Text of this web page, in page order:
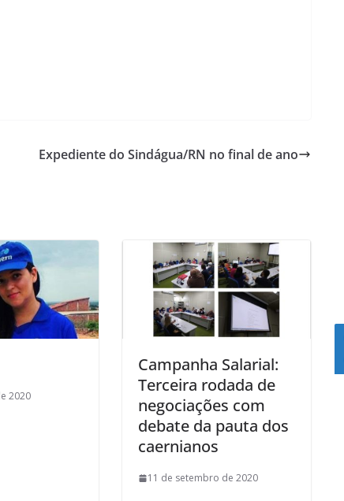
Expediente do Sindágua/RN no final de ano
2020
Campanha Salarial:
Terceira rodada de
negociações com
debate da pauta dos
caernianos
11 de setembro de 2020